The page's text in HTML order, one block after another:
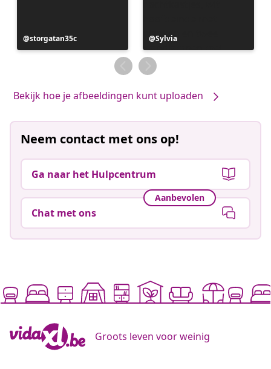
Bericht
gepubliceerd
storgatan35c
Bericht
gepubliceerd
door
Sylvia
Bekijk hoe je afbeeldingen kunt uploaden
Neem contact met ons op!
Ga naar het Hulpcentrum
Aanbevolen
Chat met ons
Groots leven voor weinig